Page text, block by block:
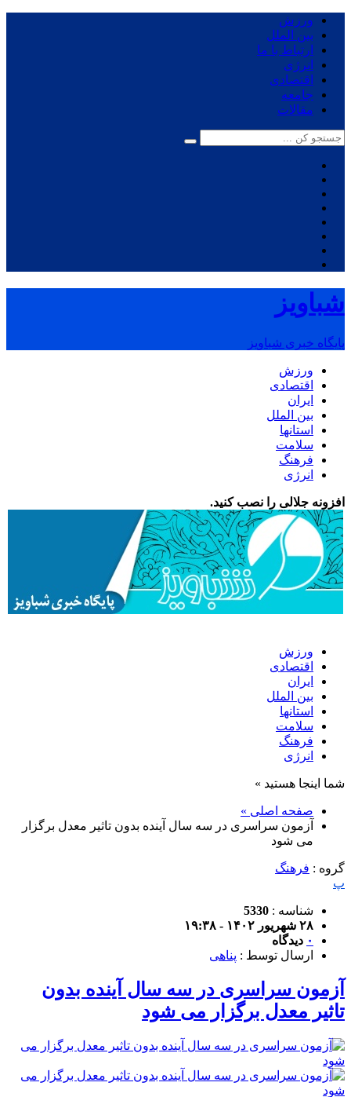
ورزش
بین الملل
ارتباط با ما
انرژی
اقتصادی
جامعه
مقالات
شباویز
پایگاه خبری شباویز
ورزش
اقتصادی
ایران
بین الملل
استانها
سلامت
فرهنگ
انرژی
افزونه جلالی را نصب کنید.
ورزش
اقتصادی
ایران
بین الملل
استانها
سلامت
فرهنگ
انرژی
شما اینجا هستید »
صفحه اصلی »
آزمون سراسری در سه سال آینده بدون تاثیر معدل برگزار
می شود
گروه : فرهنگ
پ
شناسه : 5330
۲۸ شهریور ۱۴۰۲ - ۱۹:۳۸
۰ دیدگاه
ارسال توسط : پناهی
آزمون سراسری در سه سال آینده بدون
تاثیر معدل برگزار می شود